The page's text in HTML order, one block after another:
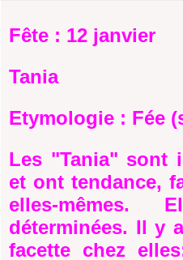
Fête : 12 janvier
Tania
Etymologie : Fée
Les "Tania" sont
et ont tendance,
elles-mêmes.
déterminées. Il y
facette chez